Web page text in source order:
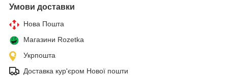
Умови доставки
Нова Пошта
Магазини Rozetka
Укрпошта
Доставка кур'єром Нової пошти